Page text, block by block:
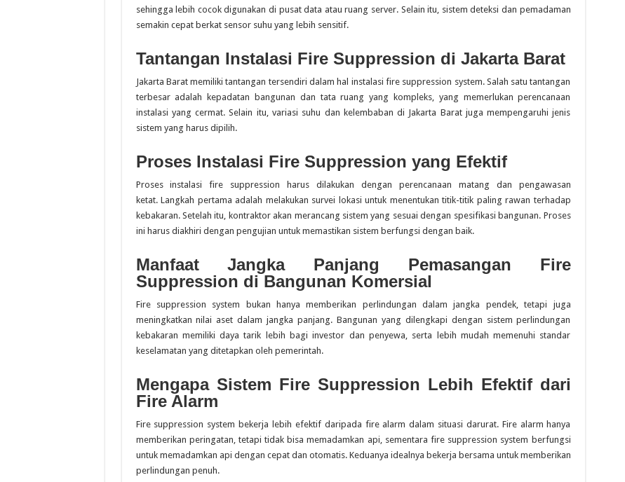
sehingga lebih cocok digunakan di pusat data atau ruang server. Selain itu, sistem deteksi dan pemadaman
semakin cepat berkat sensor suhu yang lebih sensitif.
Tantangan Instalasi Fire Suppression di Jakarta Barat
Jakarta Barat memiliki tantangan tersendiri dalam hal instalasi fire suppression system. Salah satu tantangan
terbesar adalah kepadatan bangunan dan tata ruang yang kompleks, yang memerlukan perencanaan
instalasi yang cermat. Selain itu, variasi suhu dan kelembaban di Jakarta Barat juga mempengaruhi jenis
sistem yang harus dipilih.
Proses Instalasi Fire Suppression yang Efektif
Proses instalasi fire suppression harus dilakukan dengan perencanaan matang dan pengawasan
ketat. Langkah pertama adalah melakukan survei lokasi untuk menentukan titik-titik paling rawan terhadap
kebakaran. Setelah itu, kontraktor akan merancang sistem yang sesuai dengan spesifikasi bangunan. Proses
ini harus diakhiri dengan pengujian untuk memastikan sistem berfungsi dengan baik.
Manfaat Jangka Panjang Pemasangan Fire
Suppression di Bangunan Komersial
Fire suppression system bukan hanya memberikan perlindungan dalam jangka pendek, tetapi juga
meningkatkan nilai aset dalam jangka panjang. Bangunan yang dilengkapi dengan sistem perlindungan
kebakaran memiliki daya tarik lebih bagi investor dan penyewa, serta lebih mudah memenuhi standar
keselamatan yang ditetapkan oleh pemerintah.
Mengapa Sistem Fire Suppression Lebih Efektif dari
Fire Alarm
Fire suppression system bekerja lebih efektif daripada fire alarm dalam situasi darurat. Fire alarm hanya
memberikan peringatan, tetapi tidak bisa memadamkan api, sementara fire suppression system berfungsi
untuk memadamkan api dengan cepat dan otomatis. Keduanya idealnya bekerja bersama untuk memberikan
perlindungan penuh.